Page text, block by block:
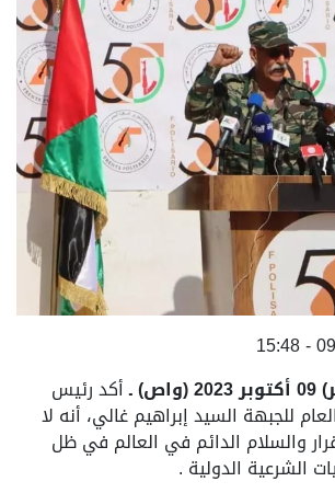
09 أكتوبر 2023 (واص) ـ أكد رئيس
للجبهة السيد إبراهيم غالي، أنه لا
والسلام الدائم في العالم في ظل
الشرعية الدولية .